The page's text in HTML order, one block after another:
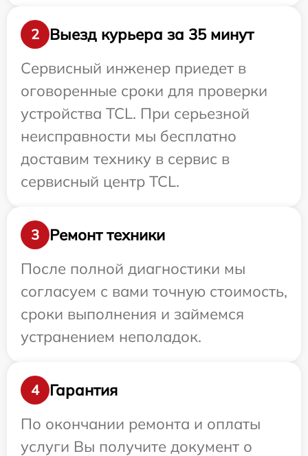
2
Выезд курьера за 35 минут
Сервисный инженер приедет в
оговоренные сроки для проверки
устройства TCL. При серьезной
неисправности мы бесплатно
доставим технику в сервис в
сервисный центр TCL.
3
Ремонт техники
После полной диагностики мы
согласуем с вами точную стоимость,
сроки выполнения и займемся
устранением неполадок.
4
Гарантия
По окончании ремонта и оплаты
услуги Вы получите документ о